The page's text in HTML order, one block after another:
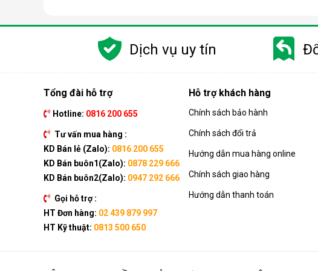
Ưu điểm vượt trội của điều hòa di động
Dịch vụ uy tín
Tổng đài hỗ trợ
Hotline: 0816 200 655
Tư vấn mua hàng :
KD Bán lẻ (Zalo): 0816 200 655
KD Bán buôn1(Zalo): 0878 229 666
KD Bán buôn2(Zalo): 0947 292 666
Gọi hỗ trợ :
HT Đơn hàng: 02 439 879 997
HT Kỹ thuật: 0813 500 650
Hỗ trợ khách hàng
Chính sách bảo hành
Chính sách đổi trả
Hướng dẫn mua hàng online
Chính sách giao hàng
Hướng dẫn thanh toán